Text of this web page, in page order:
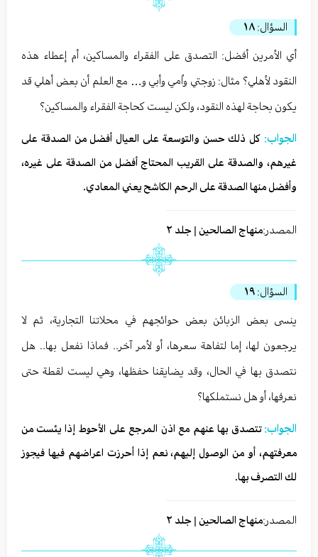
السؤال: ١٨
أي الأمرين أفضل: التصدق على الفقراء والمساكين، أم إعطاء هذه
النقود لأهلي؟ مثال: زوجتي واُمي وأبي و… مع العلم أن بعض أهلي قد
يكون بحاجة لهذه النقود، ولكن ليست كحاجة الفقراء والمساكين؟
الجواب: كل ذلك حسن والتوسعة على العيال أفضل من الصدقة على
غيرهم، والصدقة على القريب المحتاج أفضل من الصدقة على غيره،
وأفضل منها الصدقة على الرحم الكاشح يعني المعادي.
المصدر:منهاج الصالحين | جلد ٢
السؤال: ١٩
ينسى بعض الزبائن بعض حوائجهم في محلاتنا التجارية، ثم لا
يرجعون لها، إما لتفاهة سعرها، أو لأمر آخر.. فماذا نفعل بها.. هل
نتصدق بها في الحال، وقد يضايقنا حفظها، وهي ليست لقطة حتى
نعرفها، أو هل نستملكها؟
الجواب:تتصدق بها عنهم مع اذن المرجع على الأحوط إذا يئست من
معرفتهم، أو من الوصول إليهم، نعم إذا أحرزت اعراضهم فيها فيجوز
لك التصرف بها.
المصدر:منهاج الصالحين | جلد ٢